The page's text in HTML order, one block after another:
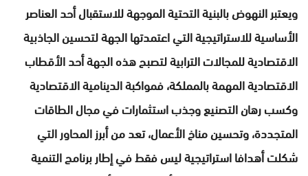
ويعتبر النهوض بالبنية التحتية الموجهة للاستقبال أحد العناصر
الأساسية للاستراتيجية التي اعتمدتها الجهة لتحسين الجاذبية
الاقتصادية للمجالات الترابية لتصبح هذه الجهة أحد الأقطاب
الاقتصادية المهمة بالمملكة، فمواكبة الدينامية الاقتصادية
وكسب رهان التصنيع وجذب استثمارات في مجال الطاقات
المتجددة، وتحسين مناخ الأعمال، تعد من أبرز المحاور التي
شكلت أهدافا استراتيجية ليس فقط في إطار برنامج التنمية